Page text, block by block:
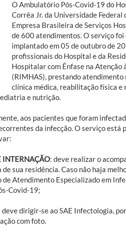
O Ambulatório Pós-Covid-19 do
Corrêa Jr. da Universidade Federal
Empresa Brasileira de Serviços
de 600 atendimentos. O serviço foi
implantado em 05 de outubro de
profissionais do Hospital e da
Hospitalar com Ênfase na Atenção
(RIMHAS), prestando atendimento
clínica médica, reabilitação física e
e nutrição.
aos pacientes que foram
da infecção. O serviço está
INTERNAÇÃO: deve realizar o
sua residência. Caso não haja
de Atendimento Especializado em
Covid-19;
deve dirigir-se ao SAE Infectologia,
com foto.